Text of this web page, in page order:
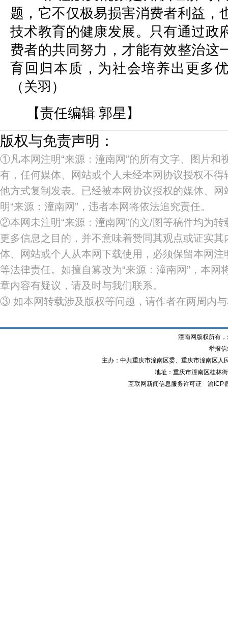
题，它不仅极易损害消费者利益，
技术教育的健康发展。只有通过政
费者的共同努力，才能有效整治这
育回归本质，为社会培养出更多
（关羽）
【责任编辑 郭星】
版权与免责声明：
①凡本网注明“来源：潼南网”的所有文字、图片和
有，任何媒体、网站或个人未经本网协议授权不
他方式复制发表。已经被本网协议授权的媒体、
明“来源：潼南网”，违者本网将依法追究责任。
②本网未注明“来源：潼南网”的文/图等稿件均为
更多信息之目的，并不意味着赞同其观点或证实
体、网站或个人从本网下载使用，必须保留本网注
等法律责任。如擅自篡改为“来源：潼南网”，本网
章内容有疑议，请及时与我们联系。
③ 如本网转载涉及版权等问题，请作者在两周内
潼南网版权所有
举报
主办：中共重庆市潼南区委、重庆市潼南区
地址：重庆市潼南区桂林
互联网新闻信息服务许可证
渝ICP